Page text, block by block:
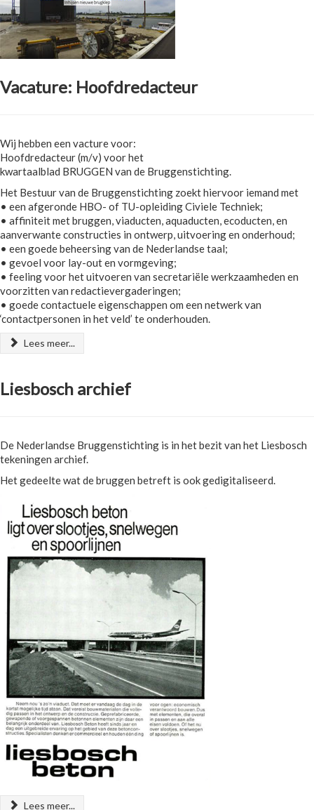
Vacature: Hoofdredacteur
Wij hebben een vacture voor:
Hoofdredacteur (m/v) voor het
kwartaalblad BRUGGEN van de Bruggenstichting.
Het Bestuur van de Bruggenstichting zoekt hiervoor iemand met
• een afgeronde HBO- of TU-opleiding Civiele Techniek;
• affiniteit met bruggen, viaducten, aquaducten, ecoducten, en
aanverwante constructies in ontwerp, uitvoering en onderhoud;
• een goede beheersing van de Nederlandse taal;
• gevoel voor lay-out en vormgeving;
• feeling voor het uitvoeren van secretariële werkzaamheden en
voorzitten van redactievergaderingen;
• goede contactuele eigenschappen om een netwerk van
‘contactpersonen in het veld’ te onderhouden.
Lees meer...
Liesbosch archief
De Nederlandse Bruggenstichting is in het bezit van het Liesbosch
tekeningen archief.
Het gedeelte wat de bruggen betreft is ook gedigitaliseerd.
Lees meer...